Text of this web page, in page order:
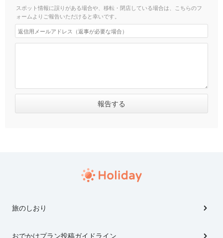
スポット情報に誤りがある場合や、移転・閉店している場合は、こちらのフ
ォームよりご報告いただけると幸いです。
旅のしおり
おでかけプラン投稿ガイドライン